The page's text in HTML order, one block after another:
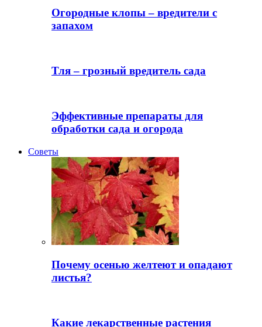
Огородные клопы – вредители с
запахом
Тля – грозный вредитель сада
Эффективные препараты для
обработки сада и огорода
Советы
Почему осенью желтеют и опадают
листья?
Какие лекарственные растения